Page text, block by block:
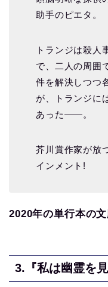
助手のピエタ。
トランジは殺人
で、二人の周囲
件を解決しつつ
が、トランジに
あった――。
芥川賞作家が放
インメント!
2020年の単行本の文
3. 『私は幽霊を